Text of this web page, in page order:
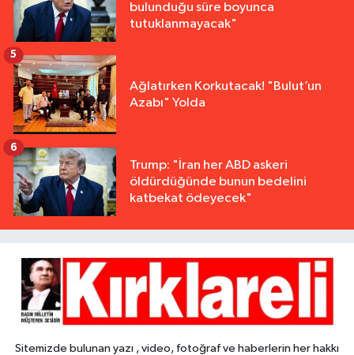
bulunduğu süre boyunca
tutuklanmayacak"
Ağlatırken Korkutacak! "Bulut’un
Azabı" Yolda
5
Trump: "İran her ABD askeri
öldürdüğünde bunun bedelini
katbekat ödeyecek"
6
Sitemizde bulunan yazı , video, fotoğraf ve haberlerin her hakkı